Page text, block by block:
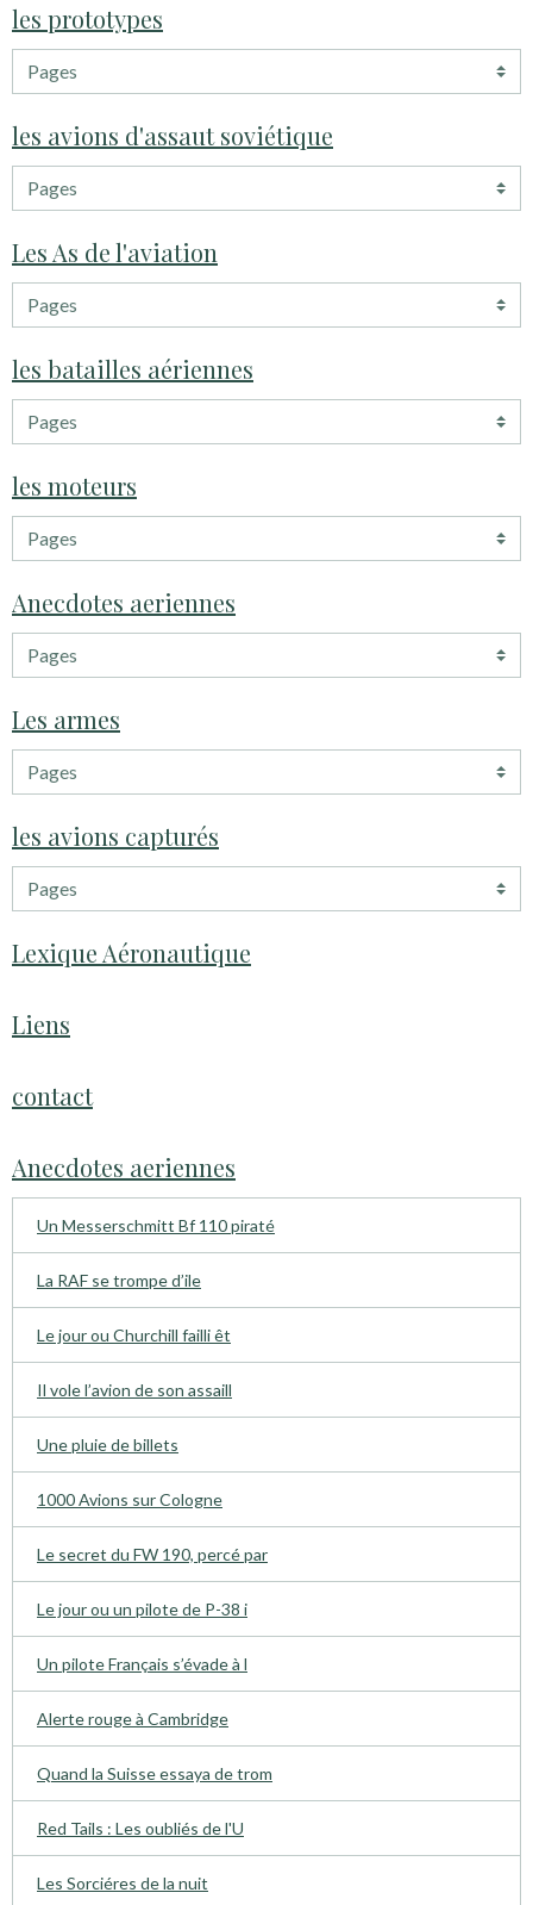
les prototypes
les avions d'assaut soviétique
Les As de l'aviation
les batailles aériennes
les moteurs
Anecdotes aeriennes
Les armes
les avions capturés
Lexique Aéronautique
Liens
contact
Anecdotes aeriennes
Un Messerschmitt Bf 110 piraté
La RAF se trompe d’ile
Le jour ou Churchill failli êt
Il vole l’avion de son assaill
Une pluie de billets
1000 Avions sur Cologne
Le secret du FW 190, percé par
Le jour ou un pilote de P-38 i
Un pilote Français s’évade à l
Alerte rouge à Cambridge
Quand la Suisse essaya de trom
Red Tails : Les oubliés de l'U
Les Sorciéres de la nuit